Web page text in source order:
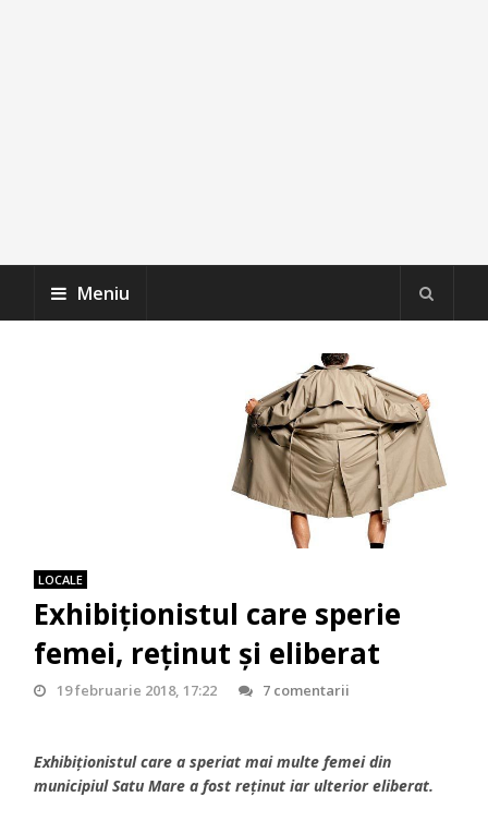
Meniu
LOCALE
Exhibiţionistul care sperie
femei, reţinut şi eliberat
19 februarie 2018, 17:22 7 comentarii
Exhibiționistul care a speriat mai multe femei din
municipiul Satu Mare a fost reținut iar ulterior eliberat.